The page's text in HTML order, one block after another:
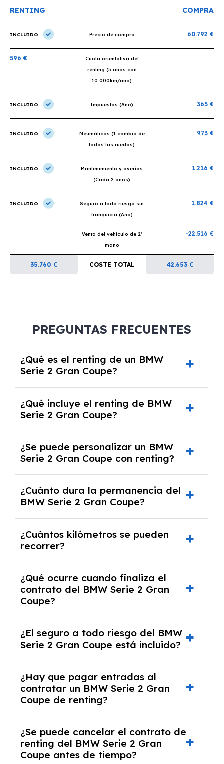
RENTING COMPRA
INCLUIDO Precio de compra 60.792 €
596 €
Cuota orientativa del
renting (5 años con
10.000km/año)
INCLUIDO Impuestos (Año) 365 €
INCLUIDO
Neumáticos (1 cambio de
todas las ruedas)
973 €
INCLUIDO
Mantenimiento y averías
(Cada 2 años)
1.216 €
INCLUIDO
Seguro a todo riesgo sin
franquicia (Año)
1.824 €
Venta del vehículo de 2ª
mano
-22.516 €
35.760 € COSTE TOTAL 42.653 €
PREGUNTAS FRECUENTES
¿Qué es el renting de un BMW
Serie 2 Gran Coupe?
un contrato de alquiler a largo plazo en el que
pagas una cuota mensual fija por el uso del
coche durante un periodo determinado,
generalmente entre 2 y 5 años.
¿Qué incluye el renting de BMW
Serie 2 Gran Coupe?
seguro a todo riesgo, mantenimiento,
reparaciones, impuestos, asistencia en
carretera y gestión de la documentación.
¿Se puede personalizar un BMW
Serie 2 Gran Coupe con renting?
opciones y equipamiento adicional, siempre y
cuando lo pactes con la empresa de renting.
¿Cuánto dura la permanencia del
BMW Serie 2 Gran Coupe?
renting, que normalmente varía entre 2 y 5
años.
¿Cuántos kilómetros se pueden
recorrer?
contrato y puede variar entre 10,000 y
30,000 km anuales. Si excedes ese límite,
puede haber un cargo adicional.
¿Qué ocurre cuando finaliza el
contrato del BMW Serie 2 Gran
Coupe?
coche, renovarlo por uno nuevo o, en algunos
casos, comprarlo a un precio previamente
acordado.
¿El seguro a todo riesgo del BMW
Serie 2 Gran Coupe está incluido?
Serie 2 Gran Coupe con el seguro a todo
riesgo sin franquicia incluido dentro de las
cuotas mensuales.
¿Hay que pagar entradas al
contratar un BMW Serie 2 Gran
Coupe de renting?
tendrás que pagar ningún tipo de entrada
salvo en casos que lo exija el proveedor
debido al resultado del estudio de viabilidad
¿Se puede cancelar el contrato de
renting del BMW Serie 2 Gran
Coupe antes de tiempo?